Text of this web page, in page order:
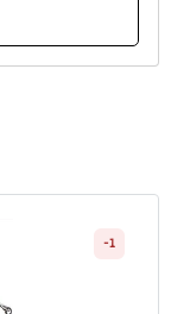
-1